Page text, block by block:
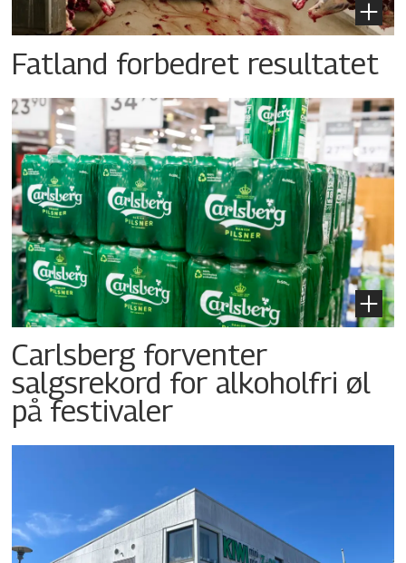
Fatland forbedret resultatet
Carlsberg forventer
salgsrekord for alkoholfri øl
på festivaler